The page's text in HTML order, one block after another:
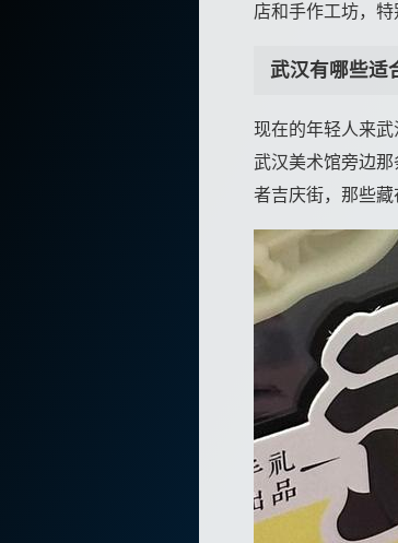
店和手作工坊，
武汉有哪些适
现在的年轻人来
武汉美术馆旁边
者吉庆街，那些藏